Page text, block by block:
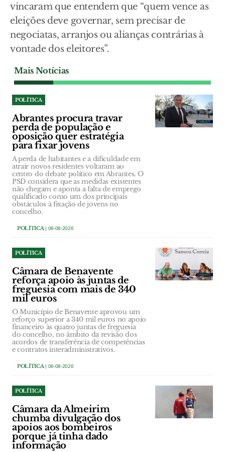
vincaram que entendem que “quem vence as
eleições deve governar, sem precisar de
negociatas, arranjos ou alianças contrárias à
vontade dos eleitores”.
Mais Notícias
POLÍTICA
Abrantes procura travar
perda de população e
oposição quer estratégia
para fixar jovens
A perda de habitantes e a dificuldade em
atrair novos residentes voltaram ao
centro do debate político em Abrantes. O
PSD considera que as medidas existentes
não chegam e aponta a falta de emprego
qualificado como um dos principais
obstáculos à fixação de jovens no
concelho.
POLÍTICA| 08-08-2026
POLÍTICA
Câmara de Benavente
reforça apoio às juntas de
freguesia com mais de 340
mil euros
O Município de Benavente aprovou um
reforço superior a 340 mil euros no apoio
financeiro às quatro juntas de freguesia
do concelho, no âmbito da revisão dos
acordos de transferência de competências
e contratos interadministrativos.
POLÍTICA| 06-08-2026
POLÍTICA
Câmara da Almeirim
chumba divulgação dos
apoios aos bombeiros
porque já tinha dado
informação